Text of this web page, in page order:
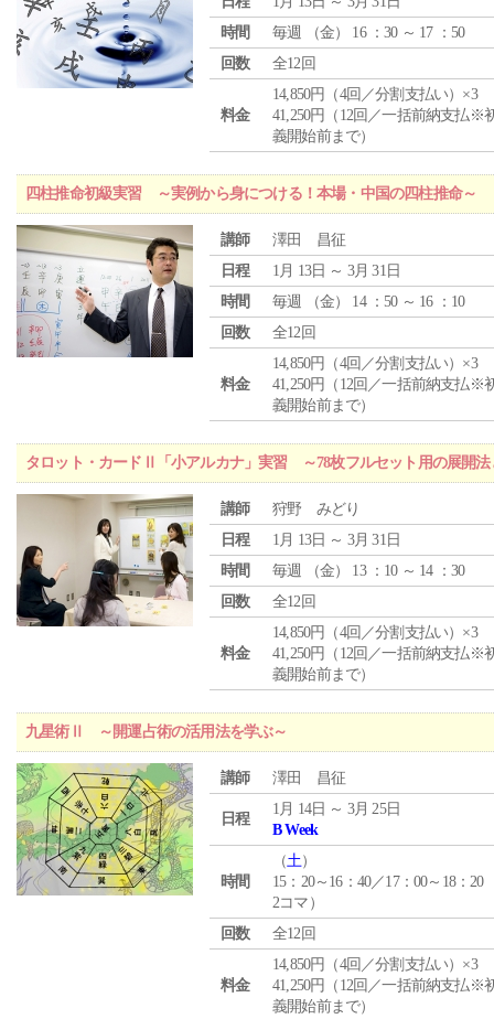
時間
毎週 （金） 16 ：30 ～ 17 ：50
回数
全12回
料金
14,850円（4回／分割支払い）×3
41,250円（12回／一括前納支払※
義開始前まで）
四柱推命初級実習 ～実例から身につける！本場・中国の四柱推命～
講師
澤田 昌征
日程
1月 13日 ～ 3月 31日
時間
毎週 （金） 14 ：50 ～ 16 ：10
回数
全12回
料金
14,850円（4回／分割支払い）×3
41,250円（12回／一括前納支払※
義開始前まで）
タロット・カードⅡ「小アルカナ」実習 ～78枚フルセット用の展開法
講師
狩野 みどり
日程
1月 13日 ～ 3月 31日
時間
毎週 （金） 13 ：10 ～ 14 ：30
回数
全12回
料金
14,850円（4回／分割支払い）×3
41,250円（12回／一括前納支払※
義開始前まで）
九星術Ⅱ ～開運占術の活用法を学ぶ～
講師 澤田 昌征
日程
1月 14日 ～ 3月 25日
B Week
時間
（土）
15：20～16：40／17：00～18：20
2コマ）
回数
全12回
料金
14,850円（4回／分割支払い）×3
41,250円（12回／一括前納支払※
義開始前まで）